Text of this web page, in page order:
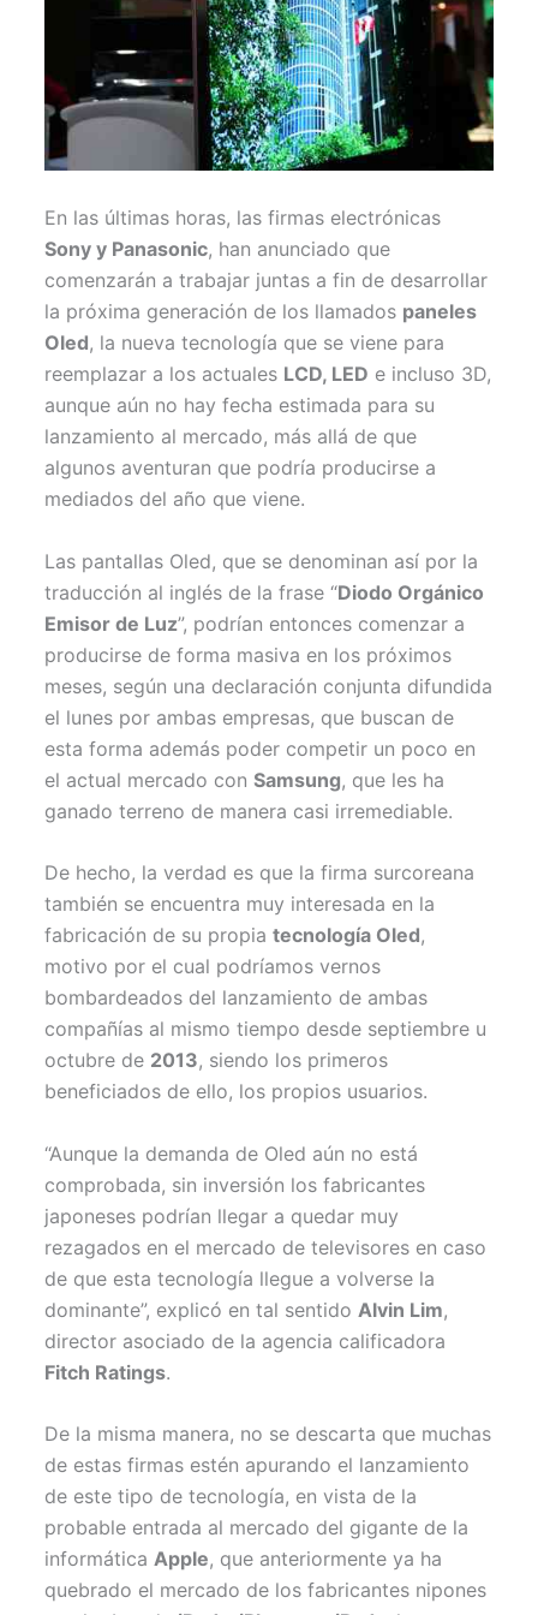
En las últimas horas, las firmas electrónicas
Sony y Panasonic, han anunciado que
comenzarán a trabajar juntas a fin de desarrollar
la próxima generación de los llamados paneles
Oled, la nueva tecnología que se viene para
reemplazar a los actuales LCD, LED e incluso 3D,
aunque aún no hay fecha estimada para su
lanzamiento al mercado, más allá de que
algunos aventuran que podría producirse a
mediados del año que viene.
Las pantallas Oled, que se denominan así por la
traducción al inglés de la frase “Diodo Orgánico
Emisor de Luz”, podrían entonces comenzar a
producirse de forma masiva en los próximos
meses, según una declaración conjunta difundida
el lunes por ambas empresas, que buscan de
esta forma además poder competir un poco en
el actual mercado conSamsung, que les ha
ganado terreno de manera casi irremediable.
De hecho, la verdad es que la firma surcoreana
también se encuentra muy interesada en la
fabricación de su propiatecnología Oled,
motivo por el cual podríamos vernos
bombardeados del lanzamiento de ambas
compañías al mismo tiempo desde septiembre u
octubre de 2013, siendo los primeros
beneficiados de ello, los propios usuarios.
“Aunque la demanda de Oled aún no está
comprobada, sin inversión los fabricantes
japoneses podrían llegar a quedar muy
rezagados en el mercado de televisores en caso
de que esta tecnología llegue a volverse la
dominante”, explicó en tal sentido Alvin Lim,
director asociado de la agencia calificadora
Fitch Ratings.
De la misma manera, no se descarta que muchas
de estas firmas estén apurando el lanzamiento
de este tipo de tecnología, en vista de la
probable entrada al mercado del gigante de la
informáticaApple, que anteriormente ya ha
quebrado el mercado de los fabricantes nipones